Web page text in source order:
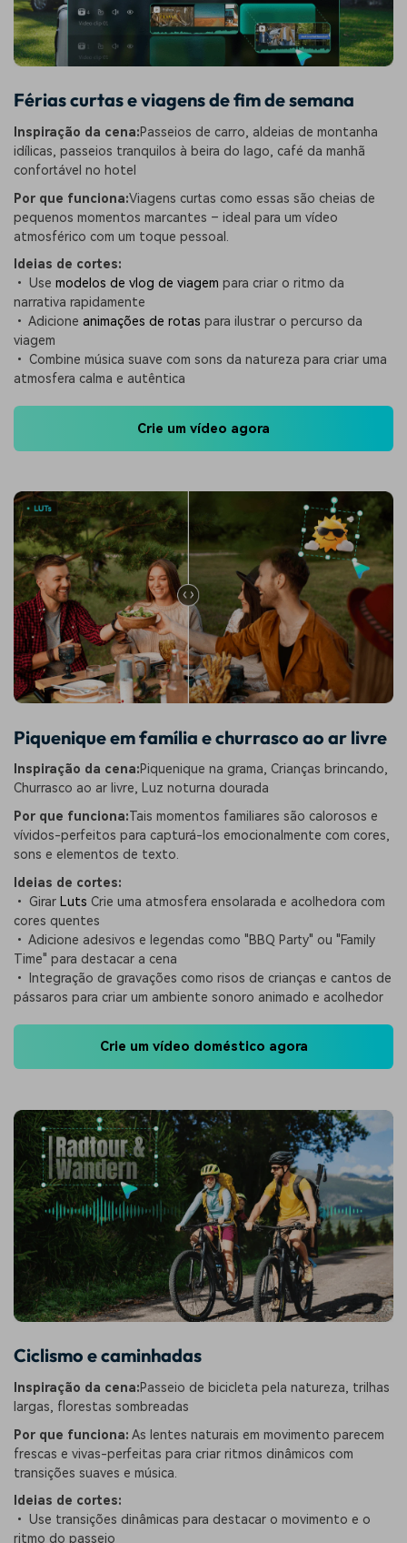
Férias curtas e viagens de fim de semana
Inspiração da cena:Passeios de carro, aldeias de montanha
idílicas, passeios tranquilos à beira do lago, café da manhã
confortável no hotel
Por que funciona:Viagens curtas como essas são cheias de
pequenos momentos marcantes – ideal para um vídeo
atmosférico com um toque pessoal.
Ideias de cortes:
• Use modelos de vlog de viagem para criar o ritmo da
narrativa rapidamente
• Adicione animações de rotas para ilustrar o percurso da
viagem
• Combine música suave com sons da natureza para criar uma
atmosfera calma e autêntica
Crie um vídeo agora
Piquenique em família e churrasco ao ar livre
Inspiração da cena:Piquenique na grama, Crianças brincando,
Churrasco ao ar livre, Luz noturna dourada
Por que funciona:Tais momentos familiares são calorosos e
vívidos-perfeitos para capturá-los emocionalmente com cores,
sons e elementos de texto.
Ideias de cortes:
• Girar Luts Crie uma atmosfera ensolarada e acolhedora com
cores quentes
• Adicione adesivos e legendas como "BBQ Party" ou "Family
Time" para destacar a cena
• Integração de gravações como risos de crianças e cantos de
pássaros para criar um ambiente sonoro animado e acolhedor
Crie um vídeo doméstico agora
Ciclismo e caminhadas
Inspiração da cena:Passeio de bicicleta pela natureza, trilhas
largas, florestas sombreadas
Por que funciona: As lentes naturais em movimento parecem
frescas e vivas-perfeitas para criar ritmos dinâmicos com
transições suaves e música.
Ideias de cortes:
• Use transições dinâmicas para destacar o movimento e o
ritmo do passeio